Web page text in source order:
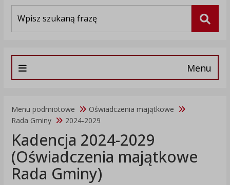
Menu
Menu podmiotowe
Oświadczenia majątkowe
Rada Gminy
2024-2029
Kadencja 2024-2029
(Oświadczenia majątkowe
Rada Gminy)